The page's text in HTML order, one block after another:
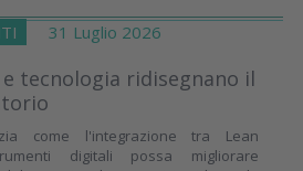
31 Luglio 2026
tecnologia ridisegnano il
come l'integrazione tra Lean
digitali possa migliorare